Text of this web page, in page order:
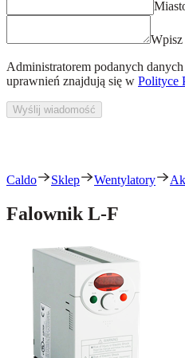
Wpisz
Administratorem podanych
uprawnień znajdują się w Polityce
Wyślij wiadomość
Caldo Sklep Wentylatory
Falownik L-F